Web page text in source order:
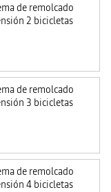
de remolcado
2 bicicletas
de remolcado
3 bicicletas
de remolcado
4 bicicletas